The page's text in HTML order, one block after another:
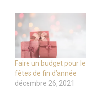
Faire un budget pour
fêtes de fin d’année
décembre 26, 2021